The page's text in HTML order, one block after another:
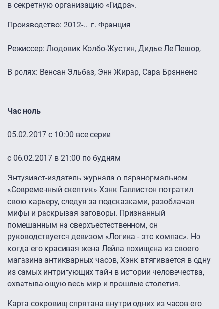
в секретную организацию «Гидра».
Производство: 2012-... г. Франция
Режиссер: Людовик Колбо-Жустин, Дидье Ле Пешор,
В ролях: Венсан Эльбаз, Энн Жирар, Сара Брэнненс
Час ноль
05.02.2017 с 10:00 все серии
с 06.02.2017 в 21:00 по будням
Энтузиаст-издатель журнала о паранормальном
«Современный скептик» Хэнк Галлистон потратил
свою карьеру, следуя за подсказками, разоблачая
мифы и раскрывая заговоры. Признанный
помешанным на сверхъестественном, он
руководствуется девизом «Логика - это компас». Но
когда его красивая жена Лейла похищена из своего
магазина антикварных часов, Хэнк втягивается в одну
из самых интригующих тайн в истории человечества,
охватывающую весь мир и прошлые столетия.
Карта сокровищ спрятана внутри одних из часов его